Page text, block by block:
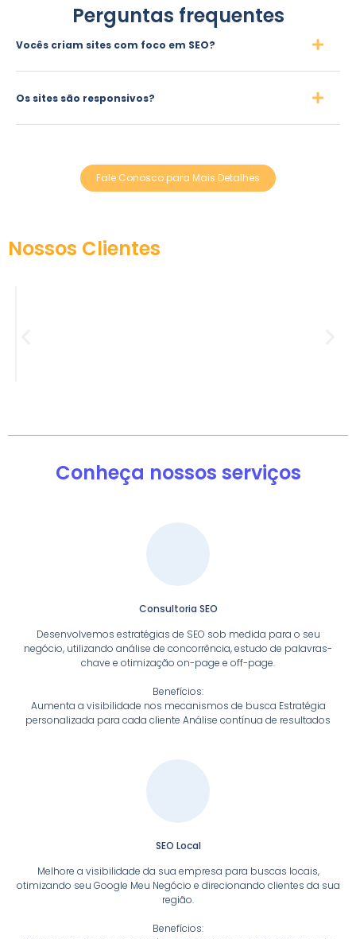
Perguntas frequentes
Vocês criam sites com foco em SEO?
Os sites são responsivos?
Fale Conosco para Mais Detalhes
Nossos Clientes
Conheça nossos serviços
Consultoria SEO
Desenvolvemos estratégias de SEO sob medida para o seu
negócio, utilizando análise de concorrência, estudo de palavras-
chave e otimização on-page e off-page.
Benefícios:
Aumenta a visibilidade nos mecanismos de busca Estratégia
personalizada para cada cliente Análise contínua de resultados
SEO Local
Melhore a visibilidade da sua empresa para buscas locais,
otimizando seu Google Meu Negócio e direcionando clientes da sua
região.
Benefícios: